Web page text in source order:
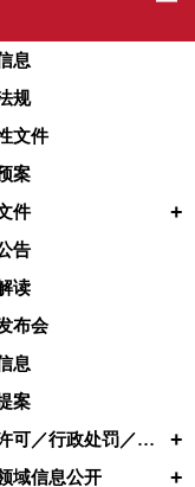
息
规
文件
案
件
+
告
读
布会
息
案
行政许可／行政处罚／其他对外管理服务 +
域信息公开 +